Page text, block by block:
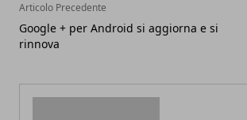
Articolo Precedente
Google + per Android si aggiorna e si
rinnova